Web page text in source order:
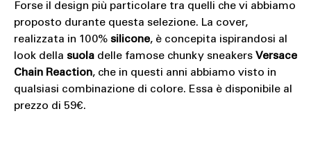
Forse il design più particolare tra quelli che vi abbiamo
proposto durante questa selezione. La cover,
realizzata in 100% silicone, è concepita ispirandosi al
look della suoladelle famose chunky sneakers Versace
Chain Reaction, che in questi anni abbiamo visto in
qualsiasi combinazione di colore. Essa è disponibile al
prezzo di 59€.